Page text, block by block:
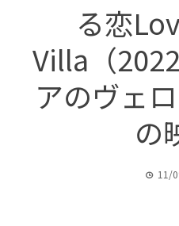
る恋
Villa（
アのヴェ
の
11/